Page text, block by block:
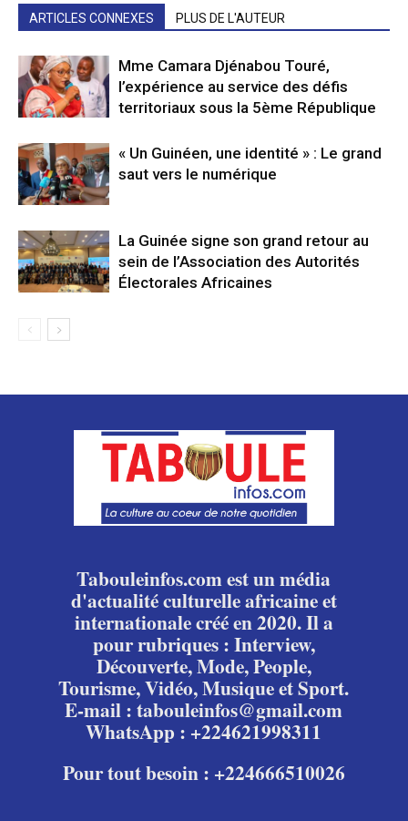
ARTICLES CONNEXES PLUS DE L'AUTEUR
Mme Camara Djénabou Touré,
l’expérience au service des défis
territoriaux sous la 5ème République
« Un Guinéen, une identité » : Le grand
saut vers le numérique
La Guinée signe son grand retour au
sein de l’Association des Autorités
Électorales Africaines
Tabouleinfos.com est un média
d'actualité culturelle africaine et
internationale créé en 2020. Il a
pour rubriques : Interview,
Découverte, Mode, People,
Tourisme, Vidéo, Musique et Sport.
E-mail : tabouleinfos@gmail.com
WhatsApp : +224621998311
Pour tout besoin : +224666510026